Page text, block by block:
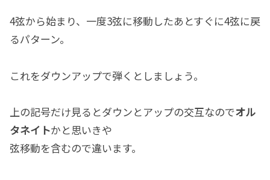
4弦から始まり、一度3弦に移動したあとすぐに4弦に戻
るパターン。
これをダウンアップで弾くとしましょう。
上の記号だけ見るとダウンとアップの交互なのでオル
タネイトかと思いきや
弦移動を含むので違います。